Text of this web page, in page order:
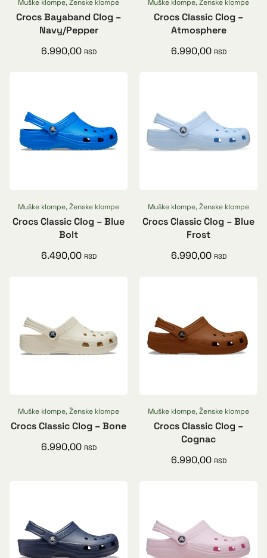
Muške klompe,Ženske klompe
Crocs Bayaband Clog –
Navy/Pepper
6.990,00 RSD
Muške klompe,Ženske klompe
Crocs Classic Clog –
Atmosphere
6.990,00 RSD
Muške klompe,Ženske klompe
Crocs Classic Clog – Blue
Bolt
6.490,00 RSD
Muške klompe,Ženske klompe
Crocs Classic Clog – Blue
Frost
6.990,00 RSD
Muške klompe,Ženske klompe
Crocs Classic Clog – Bone
6.990,00 RSD
Muške klompe,Ženske klompe
Crocs Classic Clog –
Cognac
6.990,00 RSD